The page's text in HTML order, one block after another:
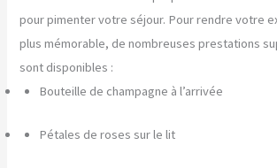
pour pimenter votre séjour. Pour rendre votre
plus mémorable, de nombreuses prestations
sont disponibles :
Bouteille de champagne à l’arrivée
Pétales de roses sur le lit